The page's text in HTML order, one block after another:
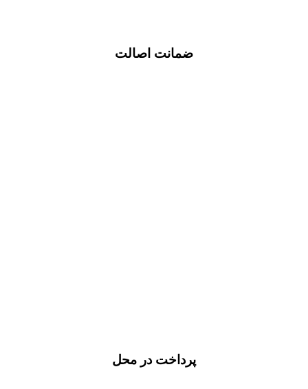
ضمانت اصالت
پرداخت در محل